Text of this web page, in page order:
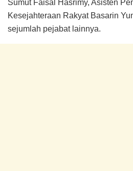
Sumut Faisal Hasrimy, Asisten
Kesejahteraan Rakyat Basarin
sejumlah pejabat lainnya.